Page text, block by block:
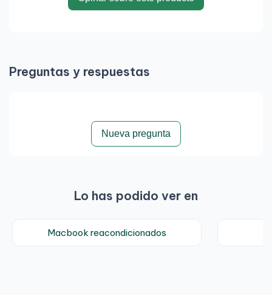
Preguntas y respuestas
Nueva pregunta
Lo has podido ver en
Macbook reacondicionados